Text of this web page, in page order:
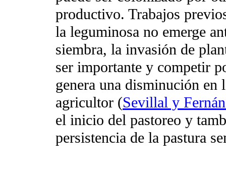
productivo. Trabajos
la leguminosa no emerge
siembra, la invasión de
ser importante y competir
genera una disminución
agricultor (Sevillal y
el inicio del pastoreo y
persistencia de la pastura